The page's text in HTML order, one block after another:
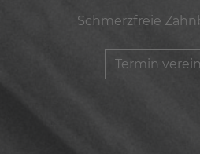
Schmerzfreie
Termin
Schmerzfreie
Termin
Schmerzfreie
Termin